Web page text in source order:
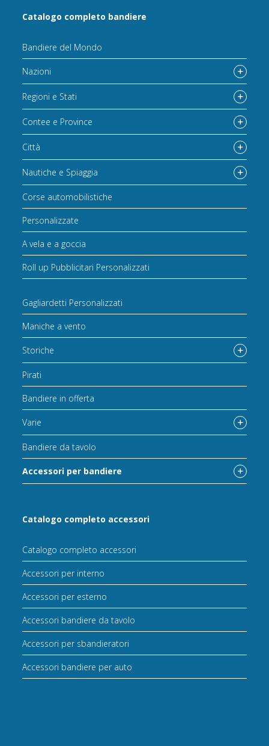
Catalogo completo bandiere
Bandiere del Mondo
Nazioni
Regioni e Stati
Contee e Province
Città
Nautiche e Spiaggia
Corse automobilistiche
Personalizzate
A vela e a goccia
Roll up Pubblicitari Personalizzati
Gagliardetti Personalizzati
Maniche a vento
Storiche
Pirati
Bandiere in offerta
Varie
Bandiere da tavolo
Accessori per bandiere
Catalogo completo accessori
Catalogo completo accessori
Accessori per interno
Accessori per esterno
Accessori bandiere da tavolo
Accessori per sbandieratori
Accessori bandiere per auto